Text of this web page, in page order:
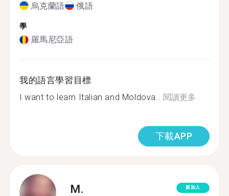
烏克蘭語 俄語
學
羅馬尼亞語
我的語言學習目標
I want to learn Italian and Moldova...閱讀更多
下載APP
M. 新加入